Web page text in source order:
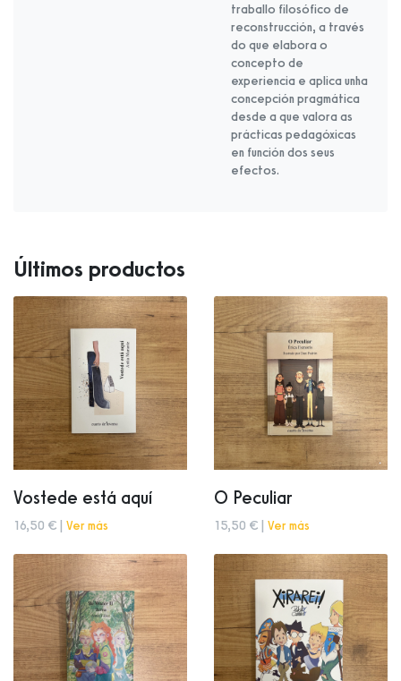
traballo filosófico de
reconstrucción, a través
do que elabora o
concepto de
experiencia e aplica unha
concepción pragmática
desde a que valora as
prácticas pedagóxicas
en función dos seus
efectos.
Últimos productos
Vostede está aquí
16,50 € | Ver más
O Peculiar
15,50 € | Ver más